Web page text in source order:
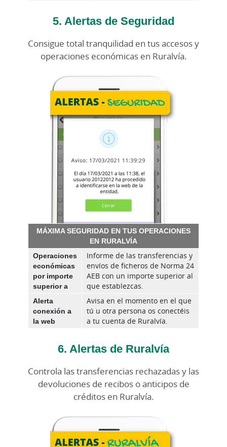
5. Alertas de Seguridad
Consigue total tranquilidad en tus accesos y
operaciones económicas en Ruralvía.
MÁXIMA SEGURIDAD EN TUS OPERACIONES
EN RURALVÍA
Operaciones
económicas
por importe
superior a
Informe de las transferencias y
envíos de ficheros de Norma 24
AEB con un importe superior al
que establezcas.
Alerta
conexión a
la web
Avisa en el momento en el que
tú u otra persona os conectéis
a tu cuenta de Ruralvía.
6. Alertas de Ruralvía
Controla las transferencias rechazadas y las
devoluciones de recibos o anticipos de
créditos en Ruralvía.